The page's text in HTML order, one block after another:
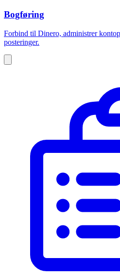
Bogføring
Forbind til Dinero, administrer
posteringer.